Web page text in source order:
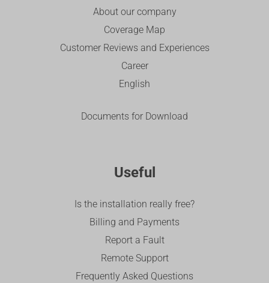
About our company
Coverage Map
Customer Reviews and Experiences
Career
English
Documents for Download
Useful
Is the installation really free?
Billing and Payments
Report a Fault
Remote Support
Frequently Asked Questions